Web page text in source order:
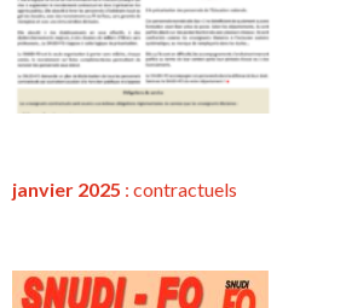
janvier 2025 : contractuels